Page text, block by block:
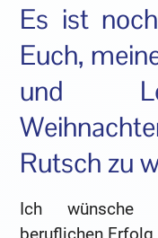
Es ist
Euch,
und
Rutsch zu
Ich wünsche